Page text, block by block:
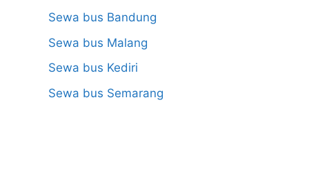
Sewa bus Bandung
Sewa bus Malang
Sewa bus Kediri
Sewa bus Semarang